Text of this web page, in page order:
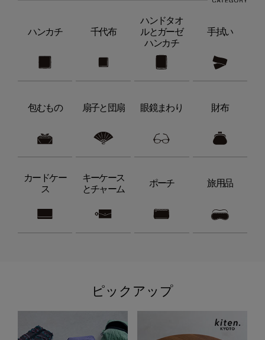
ハンカチ 千代布
ハンドタオ
ルとガーゼ
ハンカチ
手拭い
包むもの 扇子と団扇 眼鏡まわり 財布
カードケー
ス
キーケース
とチャーム
ポーチ 旅用品
ピックアップ